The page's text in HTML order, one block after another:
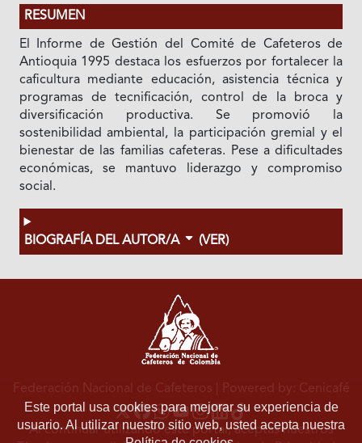
RESUMEN
El Informe de Gestión del Comité de Cafeteros de
Antioquia 1995 destaca los esfuerzos por fortalecer la
caficultura mediante educación, asistencia técnica y
programas de tecnificación, control de la broca y
diversificación productiva. Se promovió la
sostenibilidad ambiental, la participación gremial y el
bienestar de las familias cafeteras. Pese a dificultades
económicas, se mantuvo liderazgo y compromiso
social.
BIOGRAFÍA DEL AUTOR/A (VER)
Este portal usa cookies para mejorar su experiencia de
usuario. Al utilizar nuestro sitio web, usted acepta nuestra
Federación Nacional de Cafeteros | Powered by: Cenicafé
Al continuar utilizando este portal, aceptas nuestros